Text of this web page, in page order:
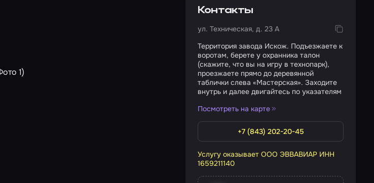
Контакты
ул. Техническая, д. 23 А
Территория завода Искож. Подъезжаете к
воротам, берете у охранника талон
(скажите, что вы на игру в технопарк),
проезжаете прямо до деревянной
таблички слева «Мастерская». Заходите
внутрь и далее двигайтесь по указателям
Посмотреть на карте
+7 (843) 202-20-45
Услугу оказывает ООО ЭВВАВИАР ИНН
1659211140